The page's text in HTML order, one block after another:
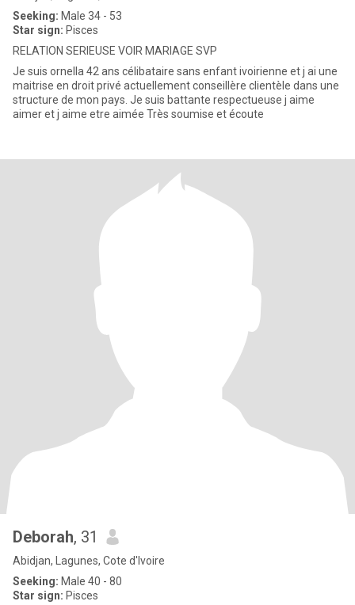
Seeking: Male 34 - 53
Star sign: Pisces
RELATION SERIEUSE VOIR MARIAGE SVP
Je suis ornella 42 ans célibataire sans enfant ivoirienne et j ai une
maitrise en droit privé actuellement conseillère clientèle dans une
structure de mon pays. Je suis battante respectueuse j aime
aimer et j aime etre aimée Très soumise et écoute
Deborah, 31
Abidjan, Lagunes, Cote d'Ivoire
Seeking: Male 40 - 80
Star sign: Pisces